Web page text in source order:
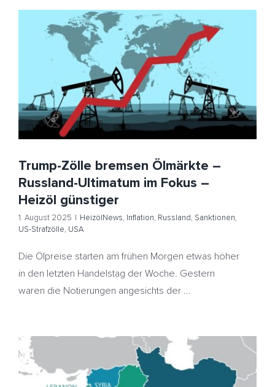
Trump-Zölle bremsen Ölmärkte – Russland-Ultimatum
im Fokus – Heizöl günstiger
HeizölNews Inflation Russland Sanktionen US-
Strafzölle USA
Trump-Zölle bremsen Ölmärkte –
Russland-Ultimatum im Fokus –
Heizöl günstiger
1. August 2025 | HeizölNews, Inflation, Russland, Sanktionen,
US-Strafzölle, USA
Die Ölpreise starten am frühen Morgen etwas höher
in den letzten Handelstag der Woche. Gestern
waren die Notierungen angesichts der ...